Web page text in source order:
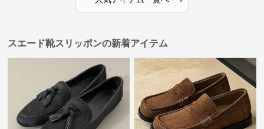
スエード靴スリッポンの新着アイテム